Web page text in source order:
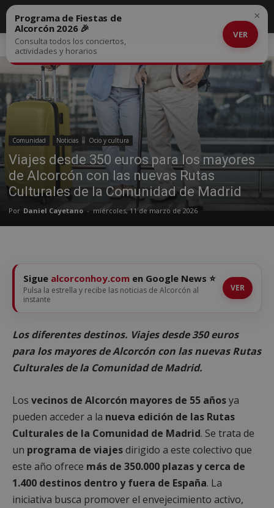
Inicio Comunidad
Comunidad Noticias Ocio y cultura
Viajes desde 350 euros para los mayores
de Alcorcón con las nuevas Rutas
Culturales de la Comunidad de Madrid
Por Daniel Cayetano - miércoles, 11 de marzo de 2026
Programa de Fiestas de
Alcorcón 2026 🎉
Consulta todos los conciertos,
actividades y horarios
VER
×
Sigue alcorconhoy.com en Google News ⭐
Pulsa la estrella y recibe las noticias de Alcorcón al
instante
VER
Los diferentes destinos. Viajes desde 350 euros
para los mayores de Alcorcón con las nuevas Rutas
Culturales de la Comunidad de Madrid.
Los vecinos de Alcorcón mayores de 55 añosya
pueden acceder a la nueva edición de las Rutas
Culturales de la Comunidad de Madrid. Se trata de
un programa de viajesdirigido a este colectivo que
este año ofrece más de 350.000 plazas y cerca de
1.400 destinos dentro y fuera de España. La
iniciativa busca promover el envejecimiento activo,